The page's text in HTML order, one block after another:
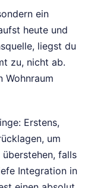
ein
heute und
liegst du
zu, nicht ab.
Wohnraum
Erstens,
um
falls
Integration in